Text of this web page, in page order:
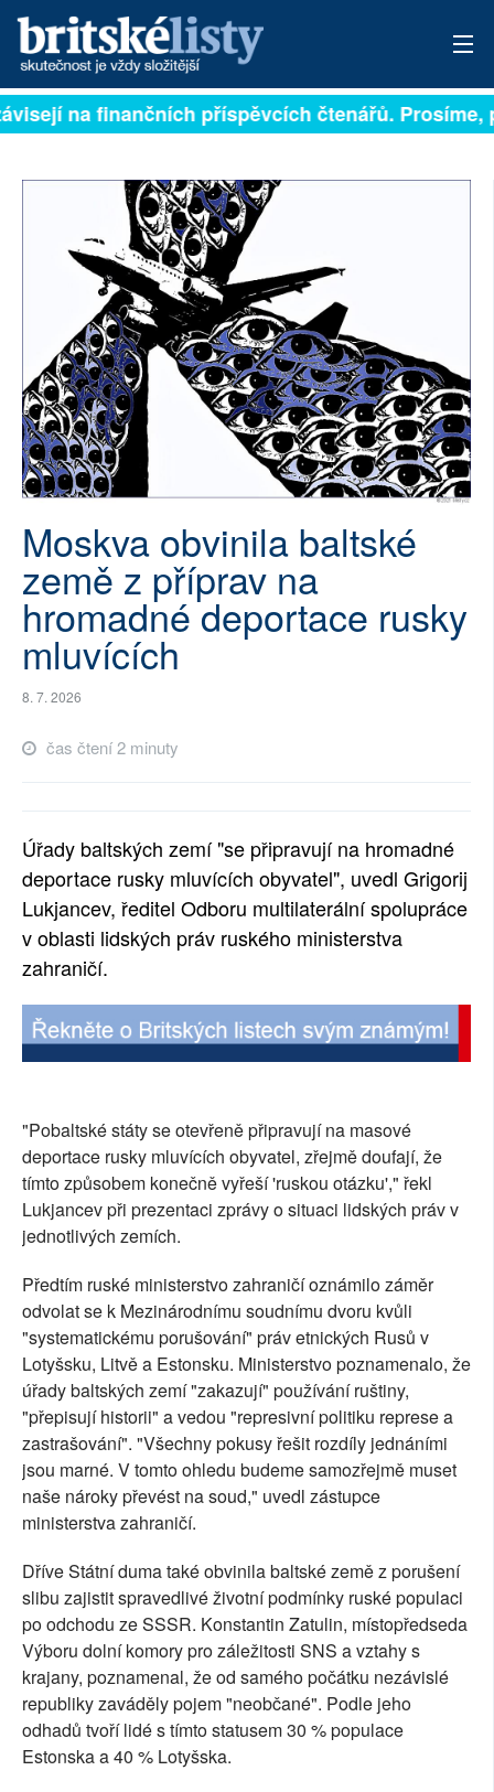
PŘIHLÁSIT
ROZHOVORY
NEJČTENĚJŠÍ ZA 7 DNÍ
AUTOŘI
PŘÍSPĚVKY NA PROVOZ
RUBRIKY
PLNÁ VERZE STRÁNEK
na finančních příspěvcích čtenářů. Prosíme,
Moskva obvinila baltské
země z příprav na
hromadné deportace rusky
mluvících
8. 7. 2026
čas čtení 2 minuty
Úřady baltských zemí "se připravují na hromadné
deportace rusky mluvících obyvatel", uvedl Grigorij
Lukjancev, ředitel Odboru multilaterální spolupráce
v oblasti lidských práv ruského ministerstva
zahraničí.
"Pobaltské státy se otevřeně připravují na masové
deportace rusky mluvících obyvatel, zřejmě doufají, že
tímto způsobem konečně vyřeší 'ruskou otázku'," řekl
Lukjancev při prezentaci zprávy o situaci lidských práv v
jednotlivých zemích.
Předtím ruské ministerstvo zahraničí oznámilo záměr
odvolat se k Mezinárodnímu soudnímu dvoru kvůli
"systematickému porušování" práv etnických Rusů v
Lotyšsku, Litvě a Estonsku. Ministerstvo poznamenalo, že
úřady baltských zemí "zakazují" používání ruštiny,
"přepisují historii" a vedou "represivní politiku represe a
zastrašování". "Všechny pokusy řešit rozdíly jednáními
jsou marné. V tomto ohledu budeme samozřejmě muset
naše nároky převést na soud," uvedl zástupce
ministerstva zahraničí.
Dříve Státní duma také obvinila baltské země z porušení
slibu zajistit spravedlivé životní podmínky ruské populaci
po odchodu ze SSSR. Konstantin Zatulin, místopředseda
Výboru dolní komory pro záležitosti SNS a vztahy s
krajany, poznamenal, že od samého počátku nezávislé
republiky zaváděly pojem "neobčané". Podle jeho
odhadů tvoří lidé s tímto statusem 30 % populace
Estonska a 40 % Lotyšska.